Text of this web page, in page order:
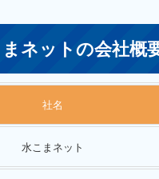
ネットの会社概
社名
水こまネット